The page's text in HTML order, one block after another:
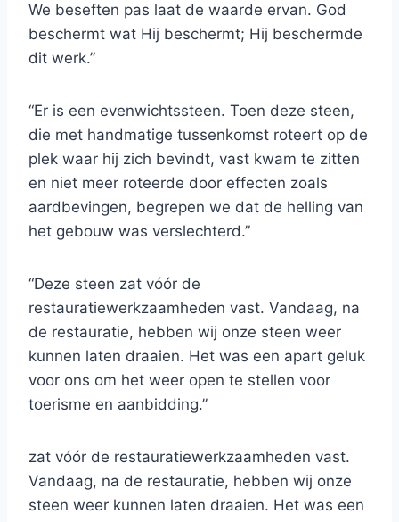
We beseften pas laat de waarde ervan. God
beschermt wat Hij beschermt; Hij beschermde
dit werk.”
“Er is een evenwichtssteen. Toen deze steen,
die met handmatige tussenkomst roteert op de
plek waar hij zich bevindt, vast kwam te zitten
en niet meer roteerde door effecten zoals
aardbevingen, begrepen we dat de helling van
het gebouw was verslechterd.”
“Deze steen zat vóór de
restauratiewerkzaamheden vast. Vandaag, na
de restauratie, hebben wij onze steen weer
kunnen laten draaien. Het was een apart geluk
voor ons om het weer open te stellen voor
toerisme en aanbidding.”
zat vóór de restauratiewerkzaamheden vast.
Vandaag, na de restauratie, hebben wij onze
steen weer kunnen laten draaien. Het was een